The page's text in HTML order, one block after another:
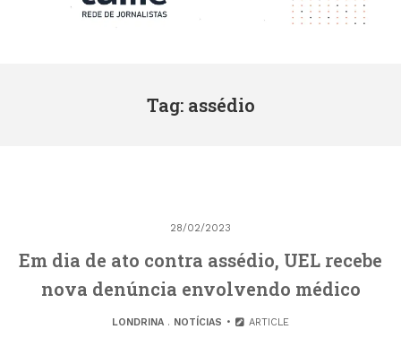
Tag: assédio
28/02/2023
Em dia de ato contra assédio, UEL recebe
nova denúncia envolvendo médico
LONDRINA. NOTÍCIAS ARTICLE